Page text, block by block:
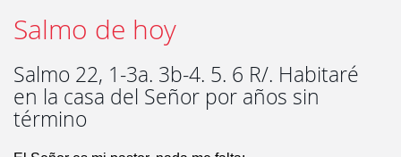
Salmo de hoy
Salmo 22, 1-3a. 3b-4. 5. 6 R/. Habitaré
en la casa del Señor por años sin
término